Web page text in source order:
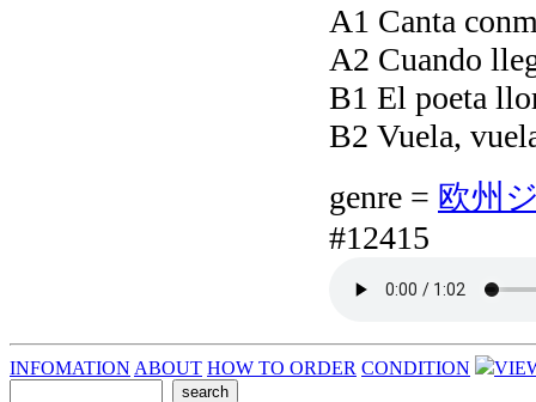
A1 Canta
A2 Cuando
B1 El poeta
B2 Vuela,
genre = 欧州
#12415
INFOMATION ABOUT HOW TO ORDER CONDITION